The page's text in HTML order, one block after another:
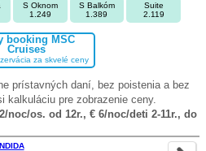
S Oknom
1.249
S Balkóm
1.389
Suite
2.119
booking MSC
Cruises
za skvelé ceny
prístavných daní, bez poistenia a bez
kalkuláciu pre zobrazenie ceny.
noc/os. od 12r., € 6/noc/deti 2-11r., do